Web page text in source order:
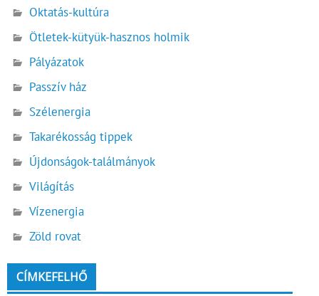
Oktatás-kultúra
Ötletek-kütyük-hasznos holmik
Pályázatok
Passzív ház
Szélenergia
Takarékosság tippek
Újdonságok-találmányok
Világítás
Vízenergia
Zöld rovat
CÍMKEFELHŐ